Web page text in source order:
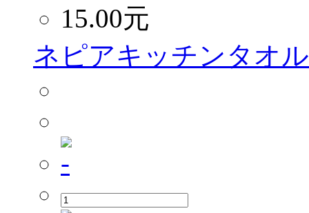
15.00元
ネピアキッチンタオ